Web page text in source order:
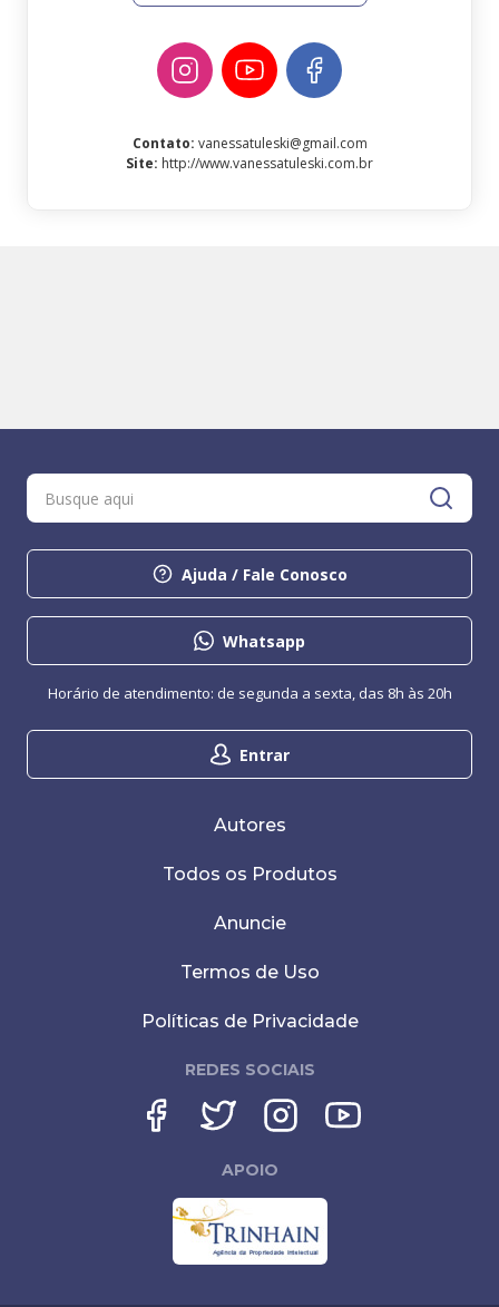
Contato: vanessatuleski@gmail.com
Site: http://www.vanessatuleski.com.br
Ajuda / Fale Conosco
Whatsapp
Entrar
Horário de atendimento: de segunda a sexta, das 8h às 20h
Autores
Todos os Produtos
Anuncie
Termos de Uso
Políticas de Privacidade
REDES SOCIAIS
APOIO